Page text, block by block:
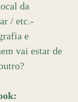
da
/ etc.-
e
vai estar de